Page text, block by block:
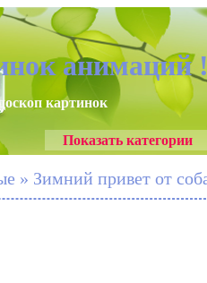
анимаций
картинок
Показать категории
» Зимний привет от